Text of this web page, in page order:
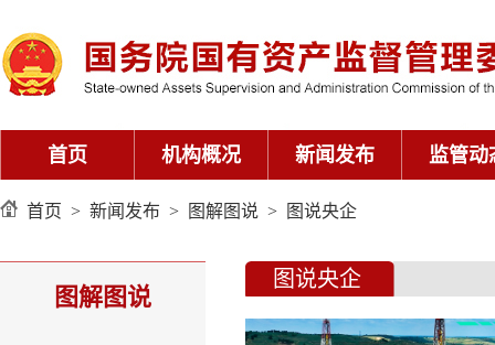
首页 机构概况 新闻发布 监管动
首页 > 新闻发布 > 图解图说 > 图说央企
图解图说
图说央企